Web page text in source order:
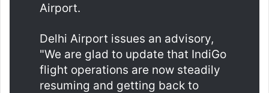
Airport.
Delhi Airport issues an advisory,
"We are glad to update that IndiGo
flight operations are now steadily
resuming and getting back to